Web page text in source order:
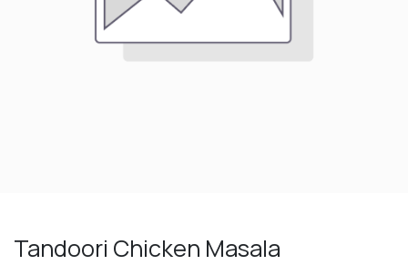
Tandoori Chicken Masala